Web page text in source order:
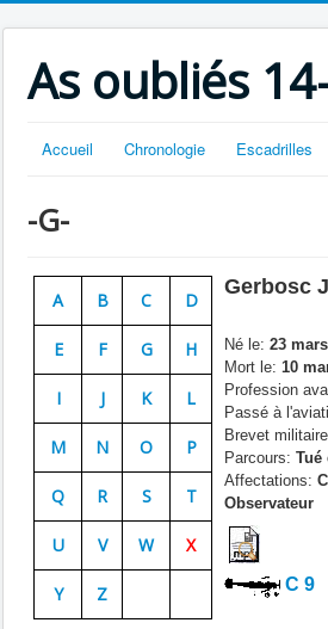
As oubliés
Accueil Chronologie Escadrilles
-G-
A B C D
E F G H
I J K L
M N O P
Q R S T
U V W X
Y Z
Gerbosc
Né le: 23
Mort le: 10
Profession
Passé à
Brevet
Parcours: Tué
Affectations:
Observateur
C 9